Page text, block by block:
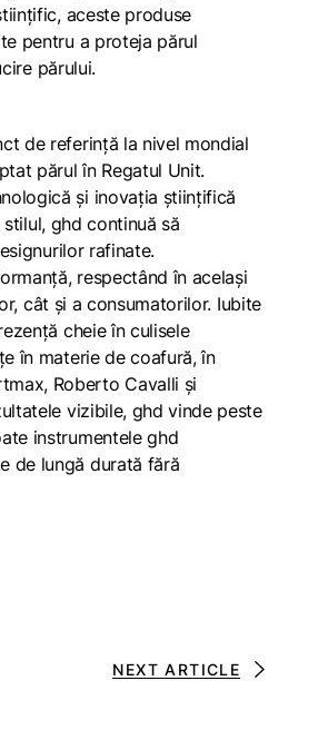
aceste produse
pentru a proteja părul
părului.
de referință la nivel mondial
părul în Regatul Unit.
și inovația științifică
ghd continuă să
rafinate.
respectând în același
cât și a consumatorilor. Iubite
cheie în culisele
în materie de coafură, în
Roberto Cavalli și
vizibile, ghd vinde peste
instrumentele ghd
de lungă durată fără
NEXT ARTICLE